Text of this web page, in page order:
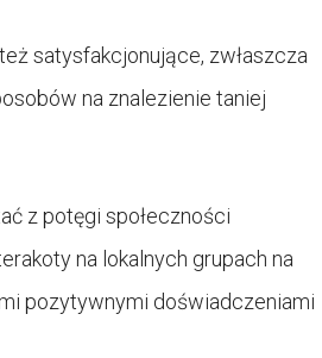
satysfakcjonujące, zwłaszcza
na znalezienie taniej
z potęgi społeczności
na lokalnych grupach na
pozytywnymi doświadczeniami